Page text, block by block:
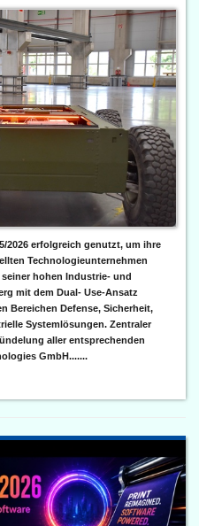
2026 erfolgreich genutzt, um ihre
Technologieunternehmen
hohen Industrie- und
mit dem Dual- Use-Ansatz
Bereichen Defense, Sicherheit,
Systemlösungen. Zentraler
aller entsprechenden
GmbH.......